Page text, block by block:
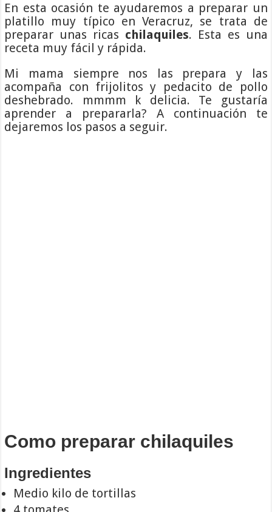
En esta ocasión te ayudaremos a preparar un
platillo muy típico en Veracruz, se trata de
preparar unas ricas chilaquiles. Esta es una
receta muy fácil y rápida.
Mi mama siempre nos las prepara y las
acompaña con frijolitos y pedacito de pollo
deshebrado. mmmm k delicia. Te gustaría
aprender a prepararla? A continuación te
dejaremos los pasos a seguir.
Como preparar chilaquiles
Ingredientes
Medio kilo de tortillas